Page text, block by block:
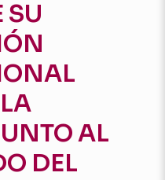
SU
AL
DEL